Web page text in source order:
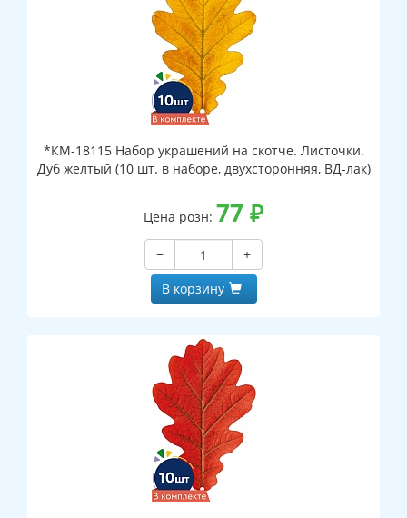
*КМ-18115 Набор украшений на скотче. Листочки.
Дуб желтый (10 шт. в наборе, двухсторонняя, ВД-лак)
Цена розн: 77 ₽
−
+
В корзину